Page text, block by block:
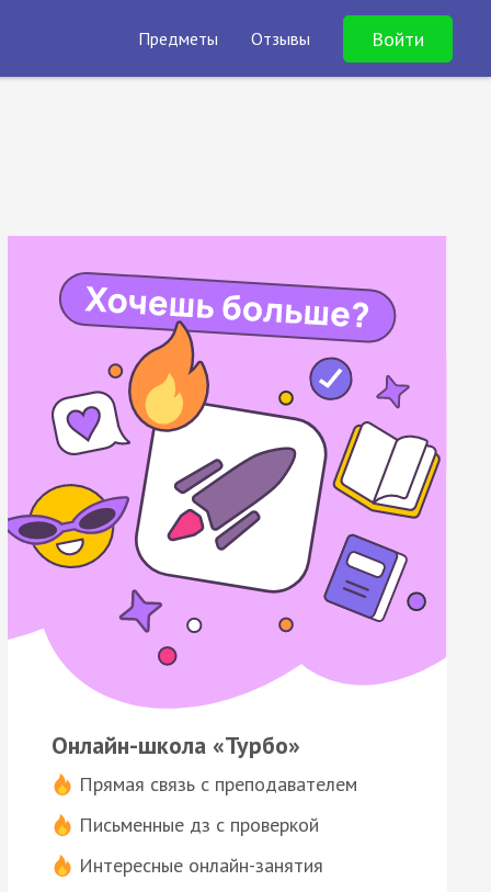
Предметы Отзывы Войти
Онлайн-школа «Турбо»
Прямая связь с преподавателем
Письменные дз с проверкой
Интересные онлайн-занятия